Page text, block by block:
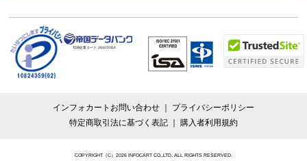
TDB企業コード:261070114
インフォカートお問い合わせ
プライバシーポリシー
特定商取引法に基づく表記
購入者利用規約
COPYRIGHT（C）2026 INFOCART CO.,LTD. ALL RIGHTS RESERVED.